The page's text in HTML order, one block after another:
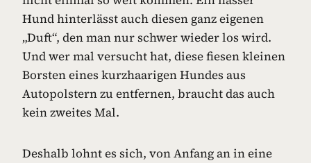
Hund hinterlässt auch diesen ganz eigenen
„Duft“, den man nur schwer wieder los wird.
Und wer mal versucht hat, diese fiesen kleinen
Borsten eines kurzhaarigen Hundes aus
Autopolstern zu entfernen, braucht das auch
kein zweites Mal.
Deshalb lohnt es sich, von Anfang an in eine